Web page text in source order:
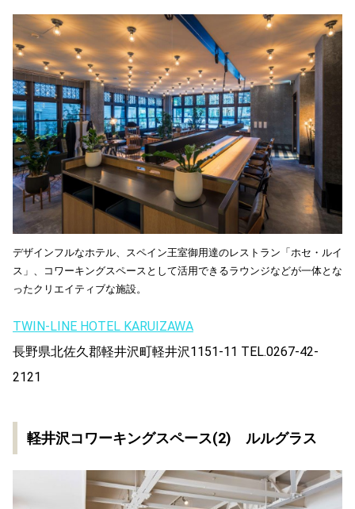
デザインフルなホテル、スペイン王室御用達のレストラン「ホセ・ルイ
ス」、コワーキングスペースとして活用できるラウンジなどが一体とな
ったクリエイティブな施設。
TWIN-LINE HOTEL KARUIZAWA
長野県北佐久郡軽井沢町軽井沢1151-11 TEL.0267-42-
2121
軽井沢コワーキングスペース(2) ルルグラス